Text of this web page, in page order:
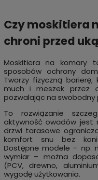
Czy moskitiera
chroni przed
Moskitiera na komary
sposobów ochrony
Tworzy fizyczną
much i meszek przez
pozwalając na swobodny
To rozwiązanie
aktywność owadów jest
drzwi tarasowe
komfort snu bez
Dostępne modele – np.
wymiar – można
(PCV, drewno,
wygodę użytkowania.